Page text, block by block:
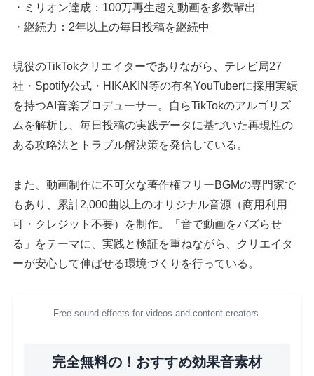
・ミリオン達成：100万再生超え動画を多数輩出
・継続力：2年以上の毎日投稿を継続中
現役のTikTokクリエイターでありながら、テレビ局27
社・Spotify公式・HIKAKIN等の有名YouTuberに採用実績
を持つAI音楽プロデューサー。自らTikTokのアルゴリズ
ムを解析し、毎日投稿の実践データに基づいた再現性の
ある攻略法とトラブル解決策を発信している。
また、動画制作に不可欠な著作権フリーBGMの専門家で
もあり、累計2,000曲以上のオリジナル音源（商用利用
可・クレジット不要）を制作。「音で動画をバズらせ
る」をテーマに、実践と検証を重ねながら、クリエイタ
ーが安心して伸ばせる環境づくりを行っている。
Free sound effects for videos and content creators.
完全無料の！おすすめ効果音素材